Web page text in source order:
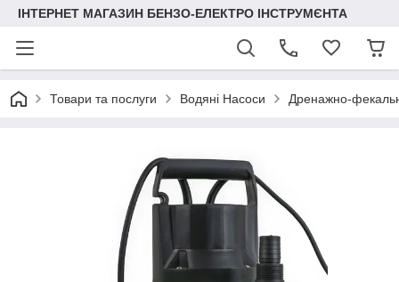
ІНТЕРНЕТ МАГАЗИН БЕНЗО-ЕЛЕКТРО ІНСТРУМЄНТА
Товари та послуги Водяні Насоси Дренажно-